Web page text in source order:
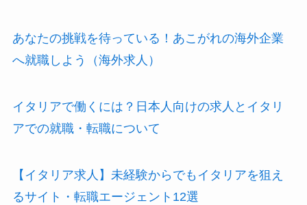
あなたの挑戦を待っている！あこがれの海外企業
へ就職しよう（海外求人）
イタリアで働くには？日本人向けの求人とイタリ
アでの就職・転職について
【イタリア求人】未経験からでもイタリアを狙え
るサイト・転職エージェント12選